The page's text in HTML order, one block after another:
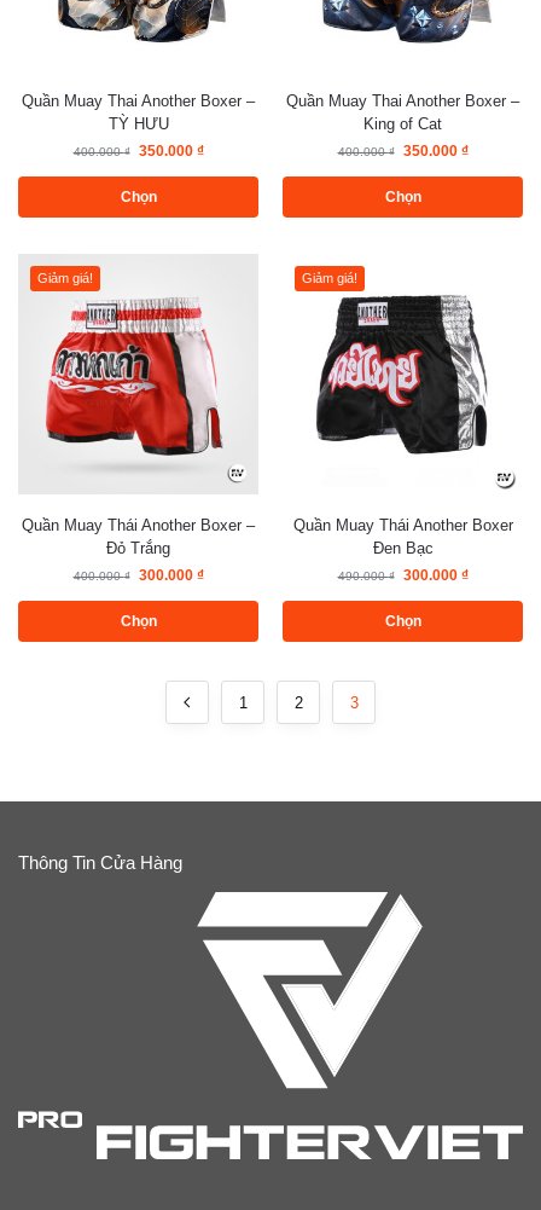
Quần Muay Thai Another Boxer –
TỲ HƯU
400.000₫ 350.000 ₫
Chọn
Quần Muay Thai Another Boxer –
King of Cat
400.000₫ 350.000 ₫
Chọn
Giảm giá!
Quần Muay Thái Another Boxer –
Đỏ Trắng
400.000₫ 300.000 ₫
Chọn
Giảm giá!
Quần Muay Thái Another Boxer
Đen Bạc
490.000₫ 300.000 ₫
Chọn
1 2 3
Thông Tin Cửa Hàng